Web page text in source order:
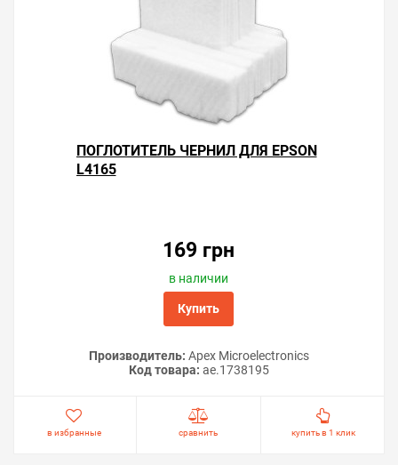
ПОГЛОТИТЕЛЬ ЧЕРНИЛ ДЛЯ EPSON
L4165
169 грн
в наличии
Купить
Производитель: Apex Microelectronics
Код товара: ae.1738195
в избранные сравнить купить в 1 клик